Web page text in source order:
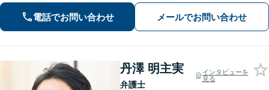
し、最善の解決策をご提案いたしま
す。【休日・夜間面談可】【オンライ
電話でお問い合わせ メールでお問い合わせ
丹澤 明主実
弁護士
インタビューを
見る